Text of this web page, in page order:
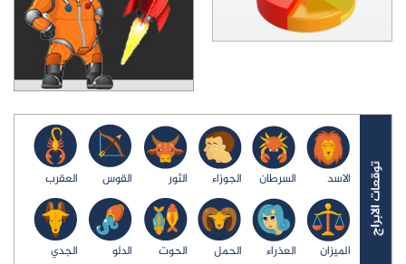
الاسد السرطان الجوزاء الثور القوس العقرب
الميزان العذراء الحمل الحوت الدلو الجدي